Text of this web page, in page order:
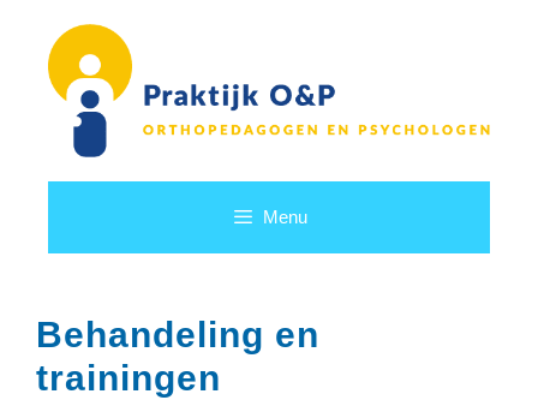
Menu
Behandeling en
trainingen